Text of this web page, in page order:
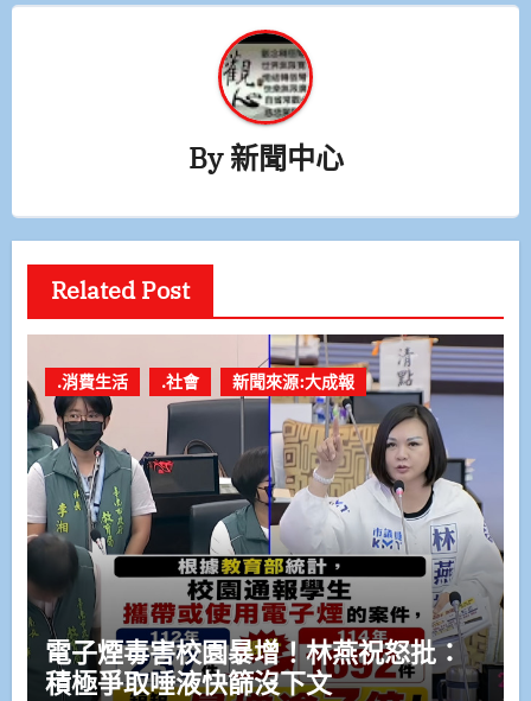
By新聞中心
Related Post
.消費生活 .社會 新聞來源:大成報
電子煙毒害校園暴增！林燕祝怒批：
積極爭取唾液快篩沒下文